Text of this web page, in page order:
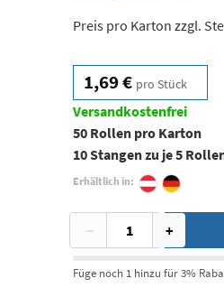
Preis pro Karton zzgl.
1,69 € pro Stück
Versandkostenfrei
50 Rollen pro Karton
10 Stangen zu je 5
Erhältlich in:
− +
Füge noch 1 hinzu für 3%